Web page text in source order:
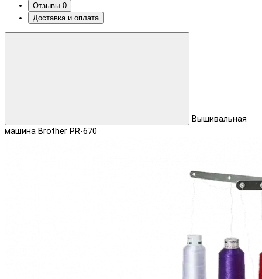
Отзывы 0
Доставка и оплата
Вышивальная
машина Brother PR-670